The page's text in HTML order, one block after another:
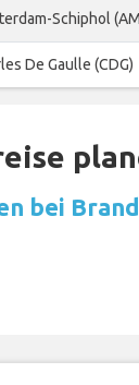
Schiphol
De Gaulle (CDG)
bei